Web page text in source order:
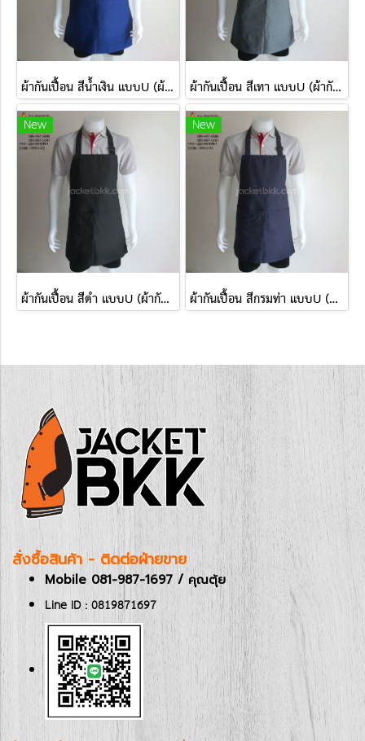
ผ้ากันเปื้อน สีน้ำเงิน แบบU (ผ้ากันเปื้อนแบบคล้องคอ) ผ้ากันเปื้อน สีเทา แบบU (ผ้ากันเปื้อนแบบคล้องคอ)
New
ผ้ากันเปื้อน สีดำ แบบU (ผ้ากันเปื้อนแบบคล้องคอ)
New
ผ้ากันเปื้อน สีกรมท่า แบบU (ผ้ากันเปื้อนแบบคล้องคอ)
สั่งซื้อสินค้า - ติดต่อฝ่ายขาย
Mobile 081-987-1697 / คุณตุ้ย
Line ID : 0819871697